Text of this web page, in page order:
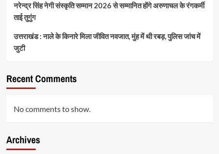
नरेन्द्र सिंह नेगी संस्कृति सम्मान 2026 से सम्मानित होंगे अरुणाचल के रंगकर्मी
ताई तुगुंग
उत्तराखंड : नाले के किनारे मिला जीवित नवजात, मुंह में थी रबड़, पुलिस जांच में
जुटी
Recent Comments
No comments to show.
Archives